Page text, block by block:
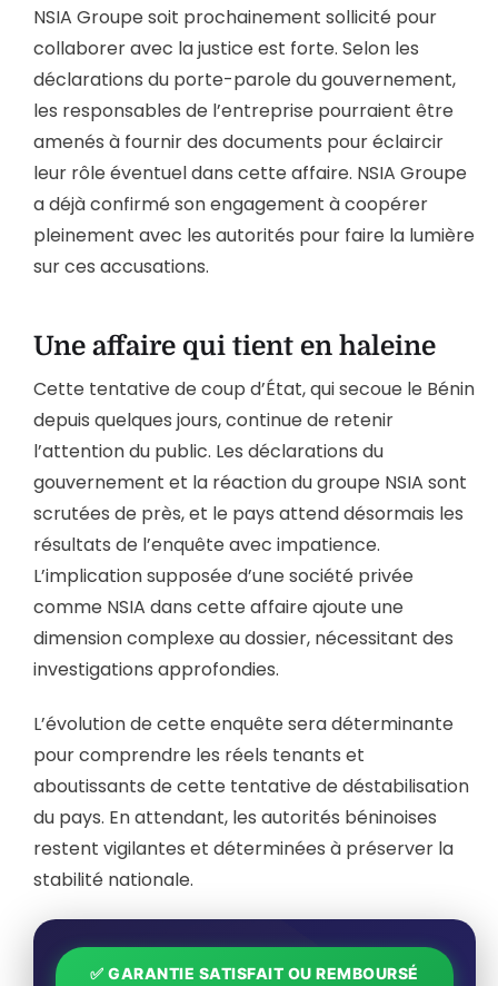
NSIA Groupe soit prochainement sollicité pour
collaborer avec la justice est forte. Selon les
déclarations du porte-parole du gouvernement,
les responsables de l’entreprise pourraient être
amenés à fournir des documents pour éclaircir
leur rôle éventuel dans cette affaire. NSIA Groupe
a déjà confirmé son engagement à coopérer
pleinement avec les autorités pour faire la lumière
sur ces accusations.
Une affaire qui tient en haleine
Cette tentative de coup d’État, qui secoue le Bénin
depuis quelques jours, continue de retenir
l’attention du public. Les déclarations du
gouvernement et la réaction du groupe NSIA sont
scrutées de près, et le pays attend désormais les
résultats de l’enquête avec impatience.
L’implication supposée d’une société privée
comme NSIA dans cette affaire ajoute une
dimension complexe au dossier, nécessitant des
investigations approfondies.
L’évolution de cette enquête sera déterminante
pour comprendre les réels tenants et
aboutissants de cette tentative de déstabilisation
du pays. En attendant, les autorités béninoises
restent vigilantes et déterminées à préserver la
stabilité nationale.
✅ GARANTIE SATISFAIT OU REMBOURSÉ